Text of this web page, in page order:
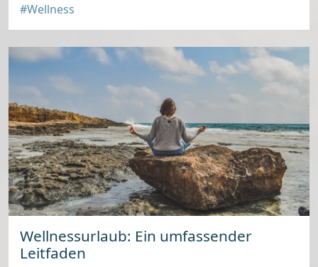
#Wellness
Wellnessurlaub: Ein umfassender
Leitfaden